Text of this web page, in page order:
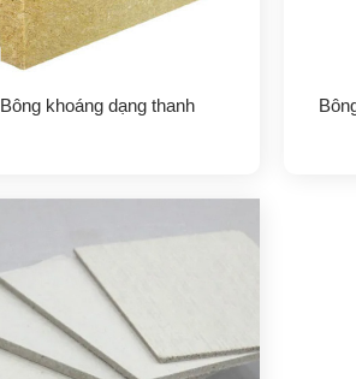
Bông khoáng dạng thanh